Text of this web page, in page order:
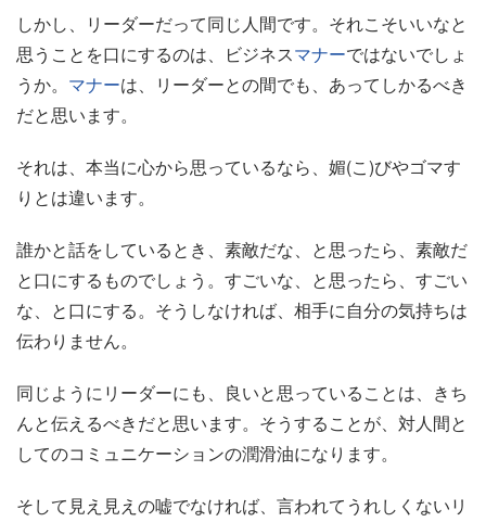
しかし、リーダーだって同じ人間です。それこそいいなと
思うことを口にするのは、ビジネスマナーではないでしょ
うか。 マナーは、リーダーとの間でも、あってしかるべき
だと思います。
それは、本当に心から思っているなら、媚(こ)びやゴマす
りとは違います。
誰かと話をしているとき、素敵だな、と思ったら、素敵だ
と口にするものでしょう。すごいな、と思ったら、すごい
な、と口にする。そうしなければ、相手に自分の気持ちは
伝わりません。
同じようにリーダーにも、良いと思っていることは、きち
んと伝えるべきだと思います。そうすることが、対人間と
してのコミュニケーションの潤滑油になります。
そして見え見えの嘘でなければ、言われてうれしくないリ